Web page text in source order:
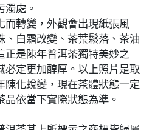
濁處。
而轉變，外觀會出現紙張風
、白霜改變、茶葉鬆落、茶油
正是陳年普洱茶獨特美妙之
必定更加醇厚。以上照片是取
陳化蛻變，現在茶體狀態一定
依當下實際狀態為準。